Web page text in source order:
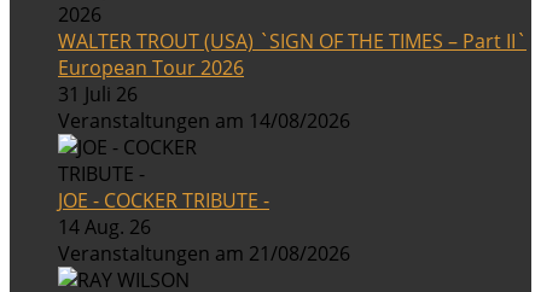
WALTER TROUT (USA) `SIGN OF THE TIMES – Part II`
European Tour 2026
31 Juli 26
Veranstaltungen am 14/08/2026
JOE - COCKER TRIBUTE -
14 Aug. 26
Veranstaltungen am 21/08/2026